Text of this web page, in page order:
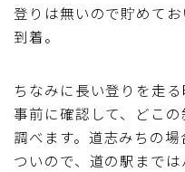
登りは無いので貯めて
到着。
ちなみに長い登りを走
事前に確認して、どこ
調べます。道志みちの
ついので、道の駅まで